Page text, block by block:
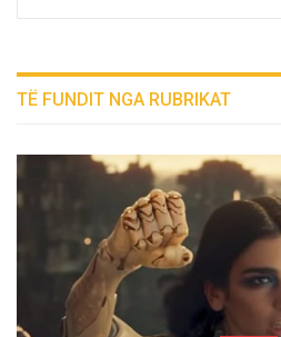
TË FUNDIT NGA RUBRIKAT